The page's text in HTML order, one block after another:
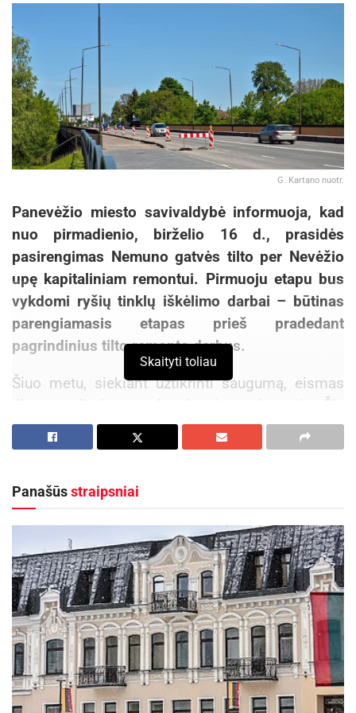
G. Kartano nuotr.
Panevėžio miesto savivaldybė informuoja, kad
nuo pirmadienio, birželio 16 d., prasidės
pasirengimas Nemuno gatvės tilto per Nevėžio
upę kapitaliniam remontui. Pirmuoju etapu bus
vykdomi ryšių tinklų iškėlimo darbai – būtinas
parengiamasis etapas prieš pradedant
pagrindinius tilto remonto darbus.
Šiuo metu, siekiant užtikrinti saugumą, eismas
tiltu yra ribojamas vienoje eismo juostoje. Šie
ribojimai išliks ir artimiausiu metu papildomų
eismo pokyčių nenumatoma. Tilto perėjimas
Aktualios
Rugsėjo 11–13 dienomis Panevėžys švęs 523-
iąjį gimtadienį
2026-08-06
Vyksta papildomas priėmimas į Panevėžio
kolegiją – dar galima pretenduoti į valstybės
finansuojamas studijų vietas
2026-08-06
Skaityti toliau
Panašūsstraipsniai